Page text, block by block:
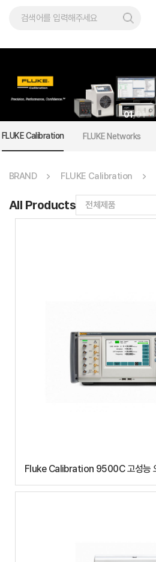
01/01
FLUKE Calibration FLUKE Networks
BRAND FLUKE Calibration
All Products 전체제품
Fluke Calibration 9500C 고성능